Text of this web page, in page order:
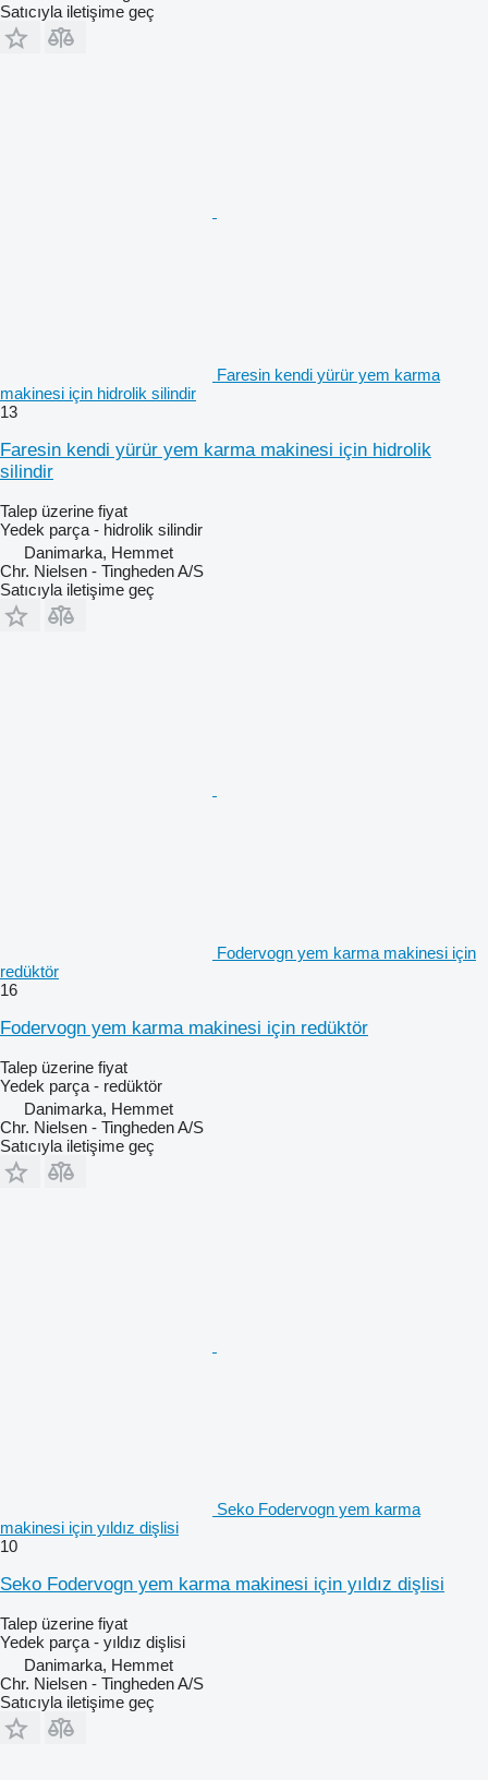
Satıcıyla iletişime geç
Faresin kendi yürür yem karma
makinesi için hidrolik silindir
13
Faresin kendi yürür yem karma makinesi için hidrolik
silindir
Talep üzerine fiyat
Yedek parça - hidrolik silindir
Danimarka, Hemmet
Chr. Nielsen - Tingheden A/S
Satıcıyla iletişime geç
Fodervogn yem karma makinesi için
redüktör
16
Fodervogn yem karma makinesi için redüktör
Talep üzerine fiyat
Yedek parça - redüktör
Danimarka, Hemmet
Chr. Nielsen - Tingheden A/S
Satıcıyla iletişime geç
Seko Fodervogn yem karma
makinesi için yıldız dişlisi
10
Seko Fodervogn yem karma makinesi için yıldız dişlisi
Talep üzerine fiyat
Yedek parça - yıldız dişlisi
Danimarka, Hemmet
Chr. Nielsen - Tingheden A/S
Satıcıyla iletişime geç